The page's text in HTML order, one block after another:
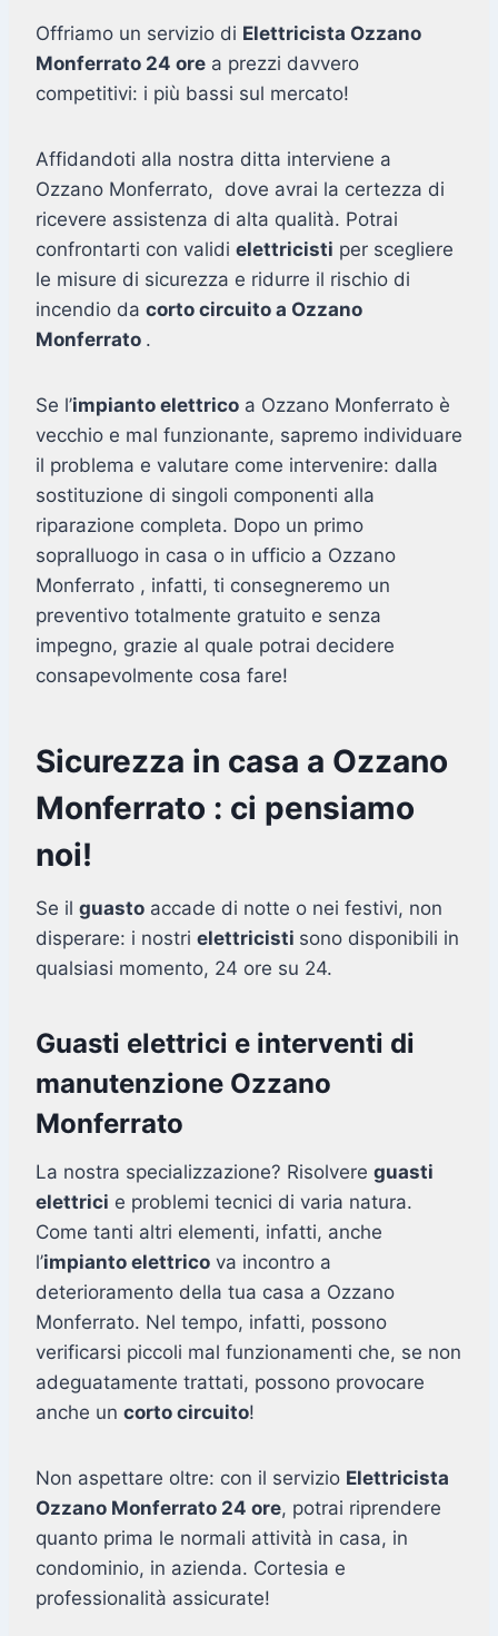
Offriamo un servizio di Elettricista Ozzano
Monferrato 24 ore a prezzi davvero
competitivi: i più bassi sul mercato!
Affidandoti alla nostra ditta interviene a
Ozzano Monferrato, dove avrai la certezza di
ricevere assistenza di alta qualità. Potrai
confrontarti con validi elettricisti per scegliere
le misure di sicurezza e ridurre il rischio di
incendio da corto circuito a Ozzano
Monferrato .
Se l’impianto elettrico a Ozzano Monferrato è
vecchio e mal funzionante, sapremo individuare
il problema e valutare come intervenire: dalla
sostituzione di singoli componenti alla
riparazione completa. Dopo un primo
sopralluogo in casa o in ufficio a Ozzano
Monferrato , infatti, ti consegneremo un
preventivo totalmente gratuito e senza
impegno, grazie al quale potrai decidere
consapevolmente cosa fare!
Sicurezza in casa a Ozzano
Monferrato : ci pensiamo
noi!
Se il guasto accade di notte o nei festivi, non
disperare: i nostri elettricisti sono disponibili in
qualsiasi momento, 24 ore su 24.
Guasti elettrici e interventi di
manutenzione Ozzano
Monferrato
La nostra specializzazione? Risolvere guasti
elettrici e problemi tecnici di varia natura.
Come tanti altri elementi, infatti, anche
l’impianto elettrico va incontro a
deterioramento della tua casa a Ozzano
Monferrato. Nel tempo, infatti, possono
verificarsi piccoli mal funzionamenti che, se non
adeguatamente trattati, possono provocare
anche un corto circuito!
Non aspettare oltre: con il servizio Elettricista
Ozzano Monferrato 24 ore, potrai riprendere
quanto prima le normali attività in casa, in
condominio, in azienda. Cortesia e
professionalità assicurate!